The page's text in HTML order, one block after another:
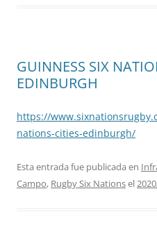
GUINNESS SIX
EDINBURGH
https://
nations-cities-edinburgh/
Esta entrada fue publicada en
Campo, Rugby Six Nationsel